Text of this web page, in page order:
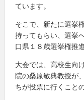
ています。
そこで、新たに選挙
持ってもらい、選挙
口県１８歳選挙権推
大会では、高校生向
院の桑原敏典教授が
ちが投票に行くこと